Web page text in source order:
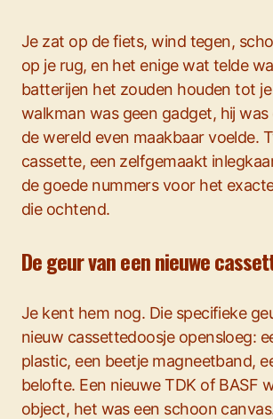
Je zat op de fiets, wind tegen,
op je rug, en het enige wat telde
batterijen het zouden houden tot
walkman was geen gadget, hij
de wereld even maakbaar voelde.
cassette, een zelfgemaakt
de goede nummers voor het
die ochtend.
De geur van een nieuwe
Je kent hem nog. Die specifieke
nieuw cassettedoosje opensloeg:
plastic, een beetje magneetband,
belofte. Een nieuwe TDK of BASF
object, het was een schoon